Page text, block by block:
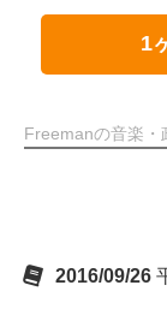
1
Freemanの音楽・
2016/09/26